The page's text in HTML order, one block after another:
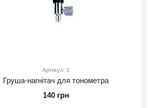
Артикул: 3
Груша-нагнітач для тонометра
140 грн